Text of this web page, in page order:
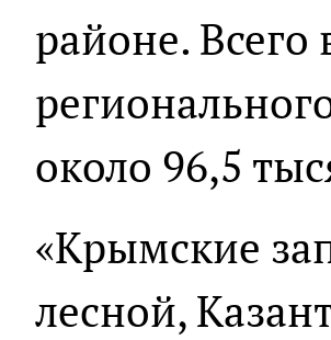
районе.
около 96,5
«Крымские
лесной,